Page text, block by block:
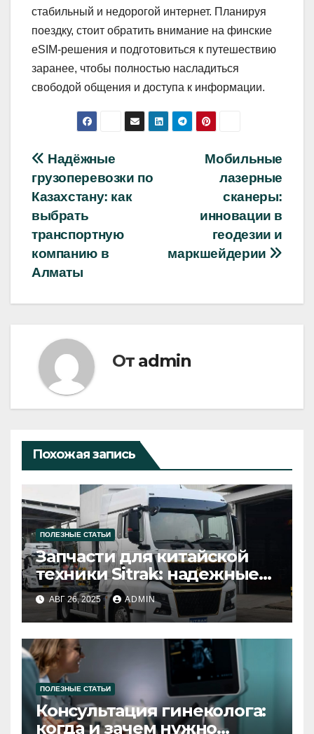
стабильный и недорогой интернет. Планируя
поездку, стоит обратить внимание на финские
eSIM-решения и подготовиться к путешествию
заранее, чтобы полностью насладиться
свободой общения и доступа к информации.
Навигация
по
записям
Мобильные
лазерные
сканеры:
инновации в
геодезии и
маркшейдерии
Надёжные
грузоперевозки по
Казахстану: как
выбрать
транспортную
компанию в
Алматы
От admin
Похожая запись
ПОЛЕЗНЫЕ СТАТЬИ
Запчасти для китайской
техники Sitrak: надежные
решения для вашего
автомобиля
АВГ 26, 2025 ADMIN
ПОЛЕЗНЫЕ СТАТЬИ
Консультация гинеколога:
когда и зачем нужно